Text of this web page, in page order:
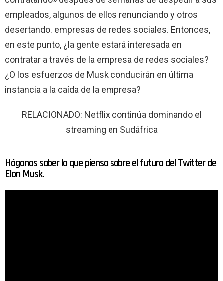
empleados, algunos de ellos renunciando y otros
desertando. empresas de redes sociales. Entonces,
en este punto, ¿la gente estará interesada en
contratar a través de la empresa de redes sociales?
¿O los esfuerzos de Musk conducirán en última
instancia a la caída de la empresa?
RELACIONADO: Netflix continúa dominando el
streaming en Sudáfrica
Háganos saber lo que piensa sobre el futuro del Twitter de
Elon Musk.